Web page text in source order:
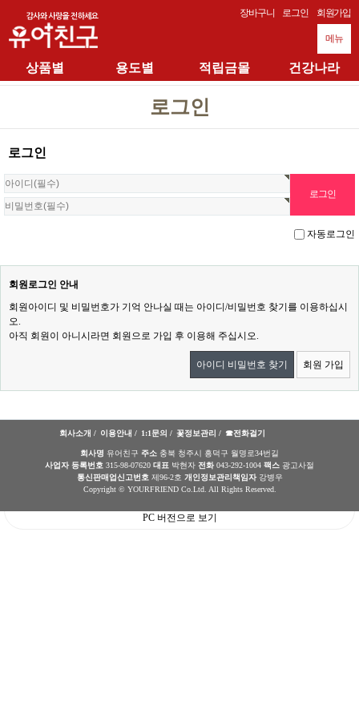
회원가입
로그인
장바구니
메뉴
상품별 용도별 적립금몰 건강나라
로그인
로그인
자동로그인
회원로그인 안내
회원아이디 및 비밀번호가 기억 안나실 때는 아이디/비밀번호 찾기를 이용하십시
오.
아직 회원이 아니시라면 회원으로 가입 후 이용해 주십시오.
아이디 비밀번호 찾기 회원 가입
회사소개 / 이용안내 / 1:1문의 / 꽃정보관리 / ☎전화걸기
회사명 유어친구 주소 충북 청주시 흥덕구 월명로34번길
사업자 등록번호 315-98-07620 대표 박현자 전화 043-292-1004 팩스 광고사절
통신판매업신고번호 제96-2호 개인정보관리책임자강병우
Copyright © YOURFRIEND Co.Ltd. All Rights Reserved.
PC 버전으로 보기